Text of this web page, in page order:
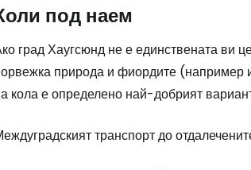
под наем
град Хаугсюнд не е единствената ви
природа и фиордите (например
кола е определено най-добрият
транспорт до